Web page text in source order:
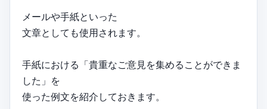
メールや手紙といった
文章としても使用されます。
手紙における「貴重なご意見を集めることができま
した」を
使った例文を紹介しておきます。